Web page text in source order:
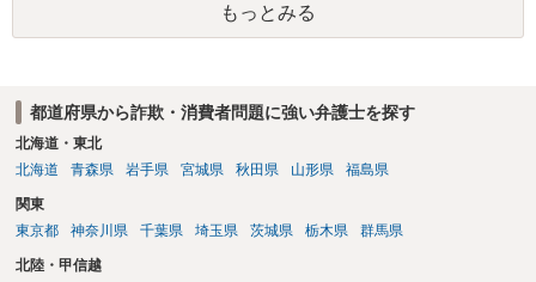
もっとみる
都道府県から詐欺・消費者問題に強い弁護士を探す
北海道・東北
北海道
青森県 岩手県 宮城県 秋田県 山形県 福島県
関東
東京都
神奈川県 千葉県 埼玉県 茨城県 栃木県 群馬県
北陸・甲信越